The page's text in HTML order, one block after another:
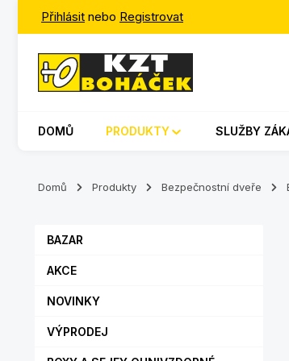
na hlavní obsah
Přeskočit na vyhledávání
Přeskočit na hlavní navigaci
Přihlásit nebo Registrovat
DOMŮ PRODUKTY SLUŽBY
Domů Produkty Bezpečnostní dveře
BAZAR
AKCE
NOVINKY
VÝPRODEJ